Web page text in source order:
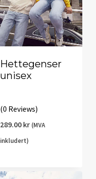
Hettegenser
unisex
(0 Reviews)
289.00 kr (MVA
inkludert)